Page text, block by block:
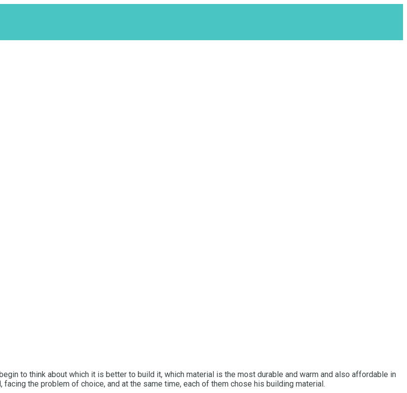
to think about which it is better to build it, which material is the most durable and warm and also affordable in
the problem of choice, and at the same time, each of them chose his building material.